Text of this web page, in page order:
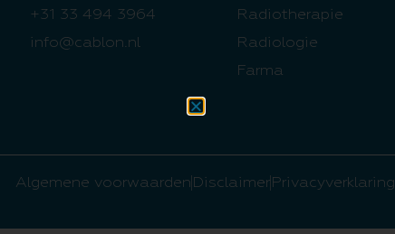
+31 33 494 3964
info@cablon.nl
Radiotherapie
Radiologie
Farma
Algemene voorwaarden Disclaimer Privacyverklaring